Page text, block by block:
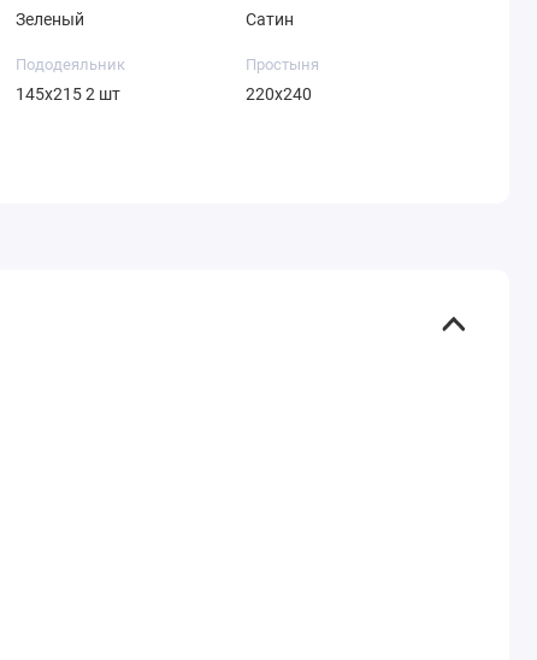
Зеленый Сатин
Пододеяльник
145х215 2 шт
Простыня
220х240